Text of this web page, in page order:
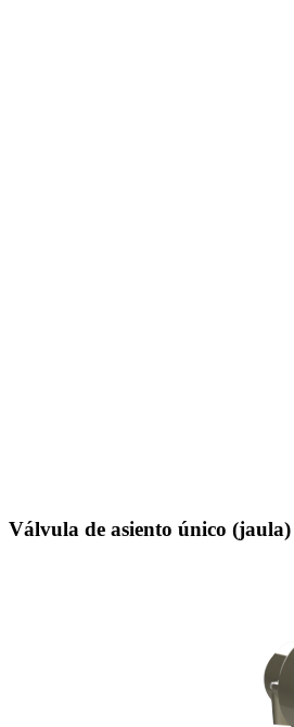
Válvula de asiento único (jaula)